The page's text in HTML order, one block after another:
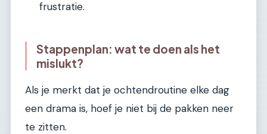
frustratie.
Stappenplan: wat te doen als het
mislukt?
Als je merkt dat je ochtendroutine elke dag
een drama is, hoef je niet bij de pakken neer
te zitten.